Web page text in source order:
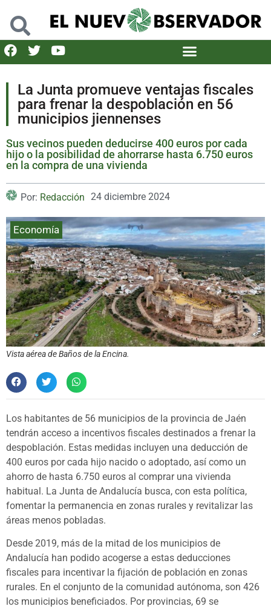
La Junta promueve ventajas fiscales
para frenar la despoblación en 56
municipios jiennenses
Sus vecinos pueden deducirse 400 euros por cada
hijo o la posibilidad de ahorrarse hasta 6.750 euros
en la compra de una vivienda
Por: Redacción 24 diciembre 2024
Economía
Vista aérea de Baños de la Encina.
Los habitantes de 56 municipios de la provincia de Jaén
tendrán acceso a incentivos fiscales destinados a frenar la
despoblación. Estas medidas incluyen una deducción de
400 euros por cada hijo nacido o adoptado, así como un
ahorro de hasta 6.750 euros al comprar una vivienda
habitual. La Junta de Andalucía busca, con esta política,
fomentar la permanencia en zonas rurales y revitalizar las
áreas menos pobladas.
Desde 2019, más de la mitad de los municipios de
Andalucía han podido acogerse a estas deducciones
fiscales para incentivar la fijación de población en zonas
rurales. En el conjunto de la comunidad autónoma, son 426
los municipios beneficiados. Por provincias, 69 se